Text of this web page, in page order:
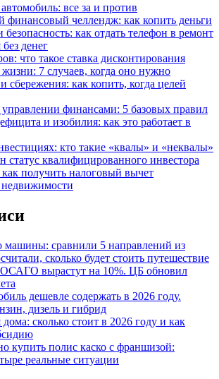
все за и против
финансовый челлендж: как копить деньги
как отдать телефон в ремонт
без денег
что такое ставка дисконтирования
7 случаев, когда оно нужно
сбережения: как копить, когда целей
финансами: 5 базовых правил
и изобилия: как это работает в
кто такие «квалы» и «неквалы»
статус квалифицированного инвестора
получить налоговый вычет
машины: сравнили 5 направлений из
сколько будет стоить путешествие
вырастут на 10%. ЦБ обновил
дешевле содержать в 2026 году.
дизель и гибрид
сколько стоит в 2026 году и как
купить полис каско с франшизой:
реальные ситуации